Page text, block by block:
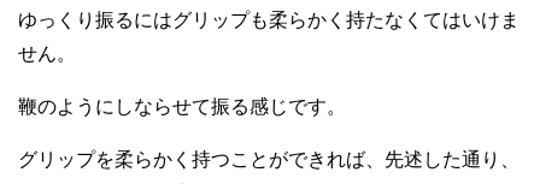
ゆっくり振るにはグリップも柔らかく持たなくてはいけま
せん。
鞭のようにしならせて振る感じです。
グリップを柔らかく持つことができれば、先述した通り、